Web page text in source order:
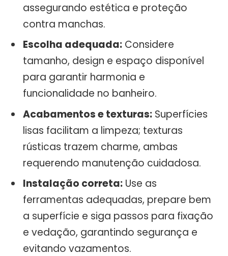
assegurando estética e proteção
contra manchas.
Escolha adequada: Considere
tamanho, design e espaço disponível
para garantir harmonia e
funcionalidade no banheiro.
Acabamentos e texturas: Superfícies
lisas facilitam a limpeza; texturas
rústicas trazem charme, ambas
requerendo manutenção cuidadosa.
Instalação correta: Use as
ferramentas adequadas, prepare bem
a superfície e siga passos para fixação
e vedação, garantindo segurança e
evitando vazamentos.